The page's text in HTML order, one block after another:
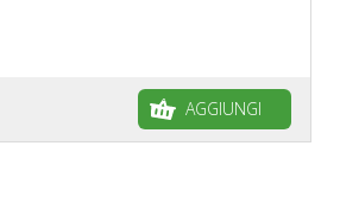
AGGIUNGI